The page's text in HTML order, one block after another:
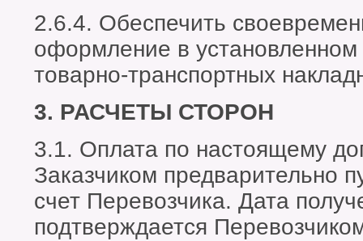
2.6.4. Обеспечить
оформление в установленном
товарно-транспортных
3. РАСЧЕТЫ СТОРОН
3.1. Оплата по настоящему
Заказчиком предварительно
счет Перевозчика. Дата
подтверждается